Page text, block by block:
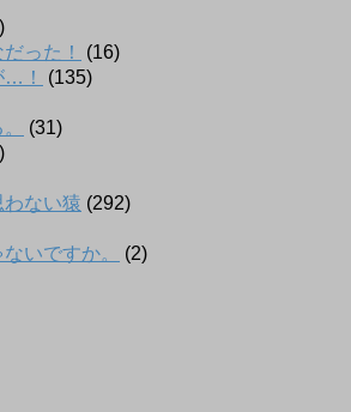
った！
(16)
…！
(135)
(31)
ない猿 (292)
いですか。
(2)